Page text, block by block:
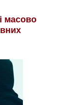
масово